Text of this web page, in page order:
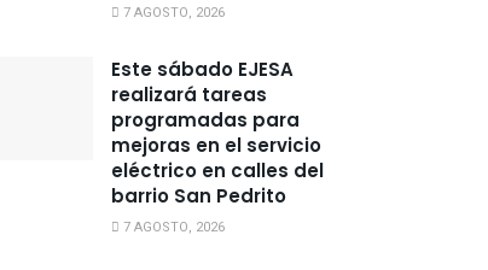
7 AGOSTO, 2026
Este sábado EJESA
realizará tareas
programadas para
mejoras en el servicio
eléctrico en calles del
barrio San Pedrito
7 AGOSTO, 2026